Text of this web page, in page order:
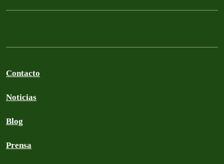
Contacto
Noticias
Blog
Prensa